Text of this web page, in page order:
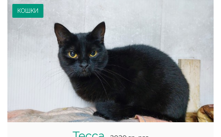
КОШКИ